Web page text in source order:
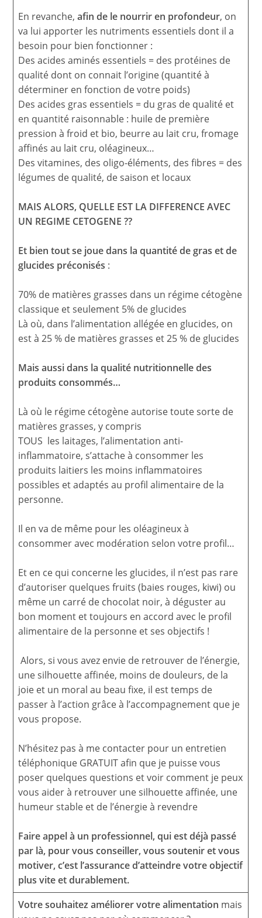
En revanche,afin de le nourrir en profondeur, on
va lui apporter les nutriments essentiels dont il a
besoin pour bien fonctionner :
Des acides aminés essentiels = des protéines de
qualité dont on connait l’origine (quantité à
déterminer en fonction de votre poids)
Des acides gras essentiels = du gras de qualité et
en quantité raisonnable : huile de première
pression à froid et bio, beurre au lait cru, fromage
affinés au lait cru, oléagineux…
Des vitamines, des oligo-éléments, des fibres = des
légumes de qualité, de saison et locaux
MAIS ALORS, QUELLE EST LA DIFFERENCE AVEC
UN REGIME CETOGENE ??
Et bien tout se joue dans la quantité de gras et de
glucides préconisés :
70% de matières grasses dans un régime cétogène
classique et seulement 5% de glucides
Là où, dans l’alimentation allégée en glucides, on
est à 25 % de matières grasses et 25 % de glucides
Mais aussi dans la qualité nutritionnelle des
produits consommés…
Là où le régime cétogène autorise toute sorte de
matières grasses, y compris
TOUS les laitages, l’alimentation anti-
inflammatoire, s’attache à consommer les
produits laitiers les moins inflammatoires
possibles et adaptés au profil alimentaire de la
personne.
Il en va de même pour les oléagineux à
consommer avec modération selon votre profil…
Et en ce qui concerne les glucides, il n’est pas rare
d’autoriser quelques fruits (baies rouges, kiwi) ou
même un carré de chocolat noir, à déguster au
bon moment et toujours en accord avec le profil
alimentaire de la personne et ses objectifs !
Alors, si vous avez envie de retrouver de l’énergie,
une silhouette affinée, moins de douleurs, de la
joie et un moral au beau fixe, il est temps de
passer à l’action grâce à l’accompagnement que je
vous propose.
N’hésitez pas à me contacter pour un entretien
téléphonique GRATUIT afin que je puisse vous
poser quelques questions et voir comment je peux
vous aider à retrouver une silhouette affinée, une
humeur stable et de l’énergie à revendre
Faire appel à un professionnel, qui est déjà passé
par là, pour vous conseiller, vous soutenir et vous
motiver, c’est l’assurance d’atteindre votre objectif
plus vite et durablement.
Votre souhaitez améliorer votre alimentation mais